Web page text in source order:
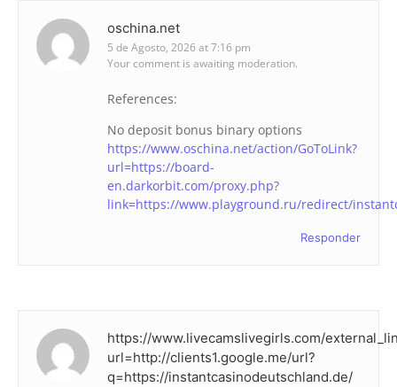
oschina.net
5 de Agosto, 2026 at 7:16 pm
Your comment is awaiting moderation.
References:
No deposit bonus binary options
https://www.oschina.net/action/GoToLink?
url=https://board-
en.darkorbit.com/proxy.php?
link=https://www.playground.ru/redirect/
Responder
https://www.livecamslivegirls.com/
url=http://clients1.google.me/url?
q=https://instantcasinodeutschland.de/